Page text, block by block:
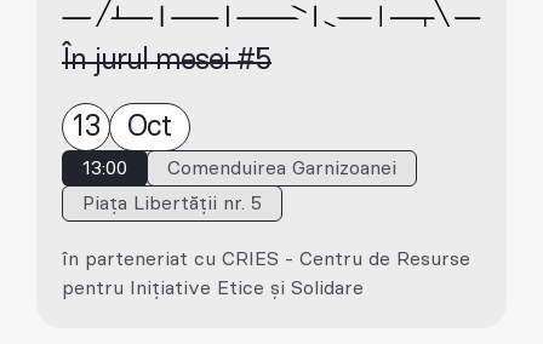
În jurul mesei #5
13 Oct
13:00
Comenduirea Garnizoanei
Piața Libertății nr. 5
în parteneriat cu CRIES - Centru de Resurse
pentru Inițiative Etice și Solidare